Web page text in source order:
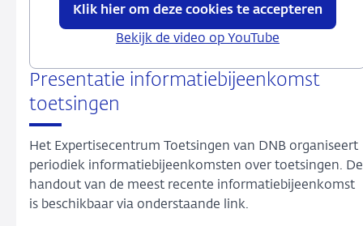
Klik hier om deze cookies te accepteren
Bekijk de video op YouTube
Presentatie informatiebijeenkomst
toetsingen
Het Expertisecentrum Toetsingen van DNB organiseert
periodiek informatiebijeenkomsten over toetsingen. De
handout van de meest recente informatiebijeenkomst
is beschikbaar via onderstaande link.